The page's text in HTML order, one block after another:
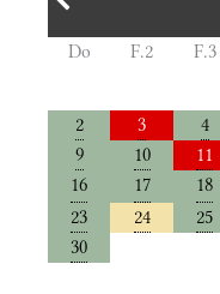
Do F.2 F.3
2
3 4
9
10 11
16
17 18
23
24 25
30